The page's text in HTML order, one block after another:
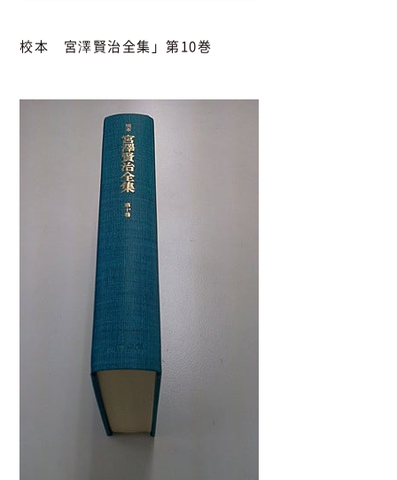
校本 宮澤賢治全集」第10巻